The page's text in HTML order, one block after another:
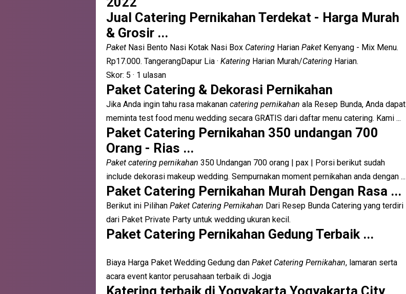
Jual Catering Pernikahan Terdekat - Harga Murah
& Grosir ...
Paket Nasi Bento Nasi Kotak Nasi Box Catering Harian Paket Kenyang - Mix Menu.
Rp17.000. TangerangDapur Lia · Katering Harian Murah/Catering Harian.
Skor: 5 · ‎ 1 ulasan
Paket Catering & Dekorasi Pernikahan
Jika Anda ingin tahu rasa makanan catering pernikahan ala Resep Bunda, Anda dapat
meminta test food menu wedding secara GRATIS dari daftar menu catering. Kami ...
Paket Catering Pernikahan 350 undangan 700
Orang - Rias ...
Paket catering pernikahan 350 Undangan 700 orang | pax | Porsi berikut sudah
include dekorasi makeup wedding. Sempurnakan moment pernikahan anda dengan ...
Paket Catering Pernikahan Murah Dengan Rasa ...
Berikut ini Pilihan Paket Catering Pernikahan Dari Resep Bunda Catering yang terdiri
dari Paket Private Party untuk wedding ukuran kecil.
Paket Catering Pernikahan Gedung Terbaik ...
Biaya Harga Paket Wedding Gedung dan Paket Catering Pernikahan, lamaran serta
acara event kantor perusahaan terbaik di Jogja
Katering terbaik di Yogyakarta Yogyakarta City